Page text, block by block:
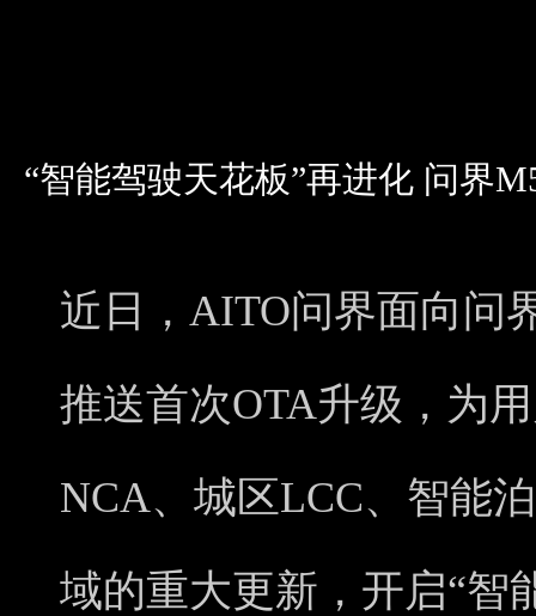
“智能驾驶天花板”再进化 问界
近日，AITO问界面向问
推送首次OTA升级，为
NCA、城区LCC、智能
域的重大更新，开启“智